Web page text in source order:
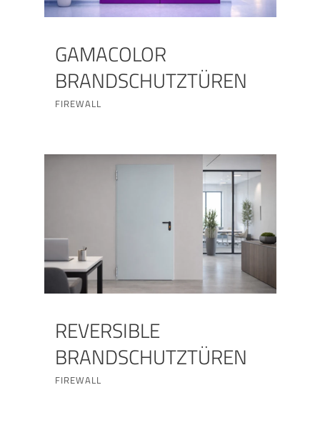
GAMACOLOR
BRANDSCHUTZTÜREN
FIREWALL
REVERSIBLE
BRANDSCHUTZTÜREN
FIREWALL